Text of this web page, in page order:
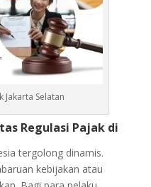
Jakarta Selatan
Regulasi Pajak di
tergolong dinamis.
kebijakan atau